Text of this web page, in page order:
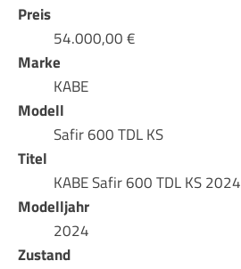
Preis
54.000,00 €
Marke
KABE
Modell
Safir 600 TDL KS
Titel
KABE Safir 600 TDL KS 2024
Modelljahr
2024
Zustand